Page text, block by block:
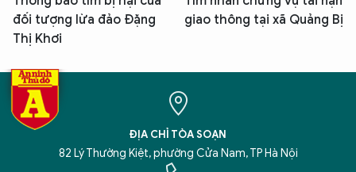
đối tượng lừa đảo Đặng
Thị Khơi
giao thông tại xã Quảng Bị
ĐỊA CHỈ TÒA SOẠN
82 Lý Thường Kiệt, phường Cửa Nam, TP Hà Nội